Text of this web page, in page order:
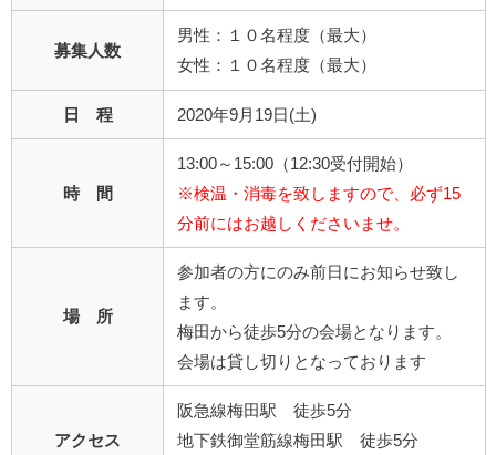
募集人数
男性：１０名程度（最大）
女性：１０名程度（最大）
日 程 2020年9月19日(土)
時 間
13:00～15:00（12:30受付開始）
※検温・消毒を致しますので、必ず15
分前にはお越しくださいませ。
場 所
参加者の方にのみ前日にお知らせ致し
ます。
梅田から徒歩5分の会場となります。
会場は貸し切りとなっております
アクセス
阪急線梅田駅 徒歩5分
地下鉄御堂筋線梅田駅 徒歩5分